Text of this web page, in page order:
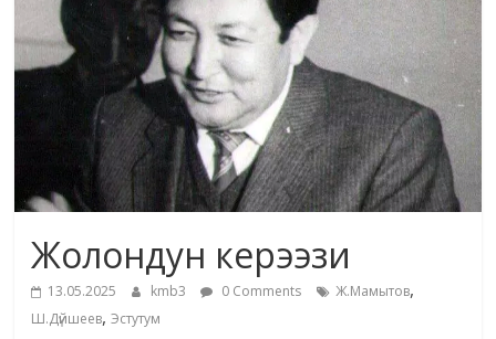
маданияты
жана
адабияты
Жолондун керээзи
13.05.2025 kmb3 0 Comments Ж.Мамытов,
Ш.Дүйшеев,Эстутум